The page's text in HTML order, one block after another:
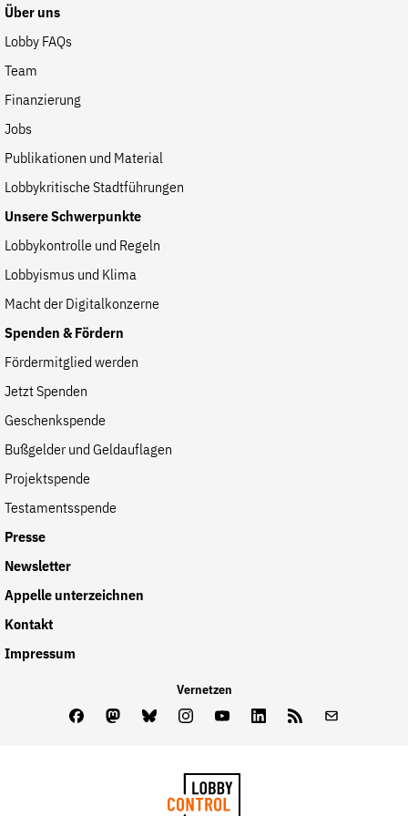
Fördermitglied werden
Jetzt Spenden
Geschenkspende
Bußgelder und Geldauflagen
Projektspende
Testamentsspende
Presse
Newsletter
Appelle unterzeichnen
Kontakt
Impressum
Suche
der
Website
FacebookMastodonBluesky
Über uns
Lobby FAQs
Team
Finanzierung
Jobs
Publikationen und Material
Lobbykritische Stadtführungen
Unsere Schwerpunkte
Lobbykontrolle und Regeln
Lobbyismus und Klima
Macht der Digitalkonzerne
Spenden & Fördern
Fördermitglied werden
Jetzt Spenden
Geschenkspende
Bußgelder und Geldauflagen
Projektspende
Testamentsspende
Presse
Newsletter
Appelle unterzeichnen
Kontakt
Impressum
Vernetzen
FacebookMastodon
BlueskyInstagram
YoutubeLinkedInFeed